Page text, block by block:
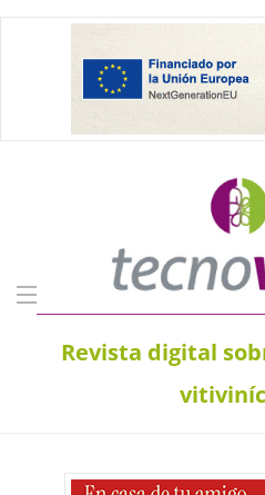
Revista digital